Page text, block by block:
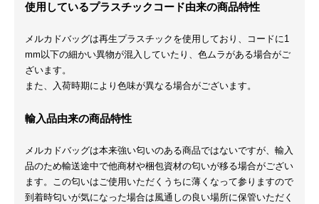
使用しているプラスチックコード由来の商品特性
メルカドバッグは再生プラスチックを使用しており、コードに1
mm以下の細かい異物が混入していたり、色ムラがある場合がご
ざいます。
また、入荷時期により色味が異なる場合がございます。
輸入品由来の商品特性
メルカドバッグは本来強い匂いのある商品ではないですが、輸入
品のため輸送途中で他商材や梱包資材の匂いが移る場合がござい
ます。この匂いはご使用いただくうちに薄くなって参りますので
到着時匂いが気になった場合は風通しの良い場所に保管いただく